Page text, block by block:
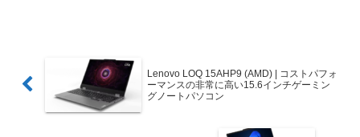
Lenovo LOQ 15AHP9 (AMD) | コストパフォ
ーマンスの非常に高い15.6インチゲーミン
グノートパソコン